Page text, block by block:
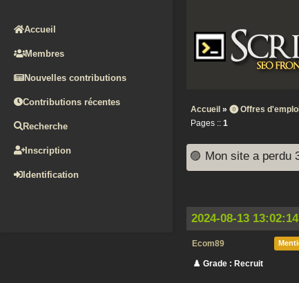
Accueil
Membres
Nouvelles contributions
Contributions récentes
Recherche
Inscription
Identification
Accueil » ⓿ Offres
Pages :: 1
🟣 Mon site a perdu
2024-08-13 13:02:14
Ecom89
♟️ Grade : Recruit